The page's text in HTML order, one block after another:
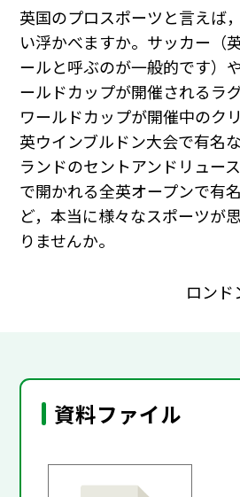
英国のプロスポーツと言えば
い浮かべますか。サッカー（
ールと呼ぶのが一般的です）
ールドカップが開催されるラ
ワールドカップが開催中のク
英ウインブルドン大会で有名
ランドのセントアンドリュー
で開かれる全英オープンで有
ど，本当に様々なスポーツが
りませんか。
ロン
資料ファイル